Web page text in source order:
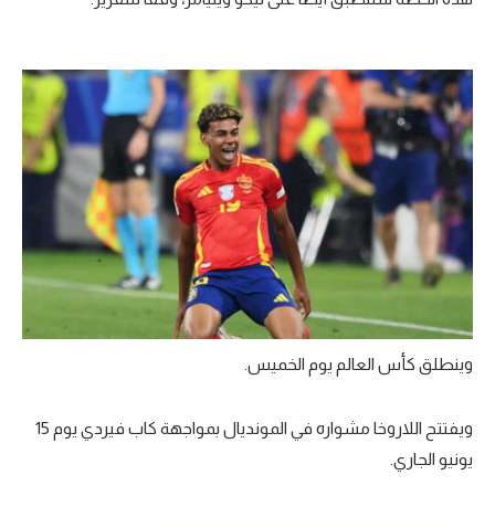
وينطلق كأس العالم يوم الخميس.
ويفتتح اللاروخا مشواره في المونديال بمواجهة كاب فيردي يوم 15
يونيو الجاري.